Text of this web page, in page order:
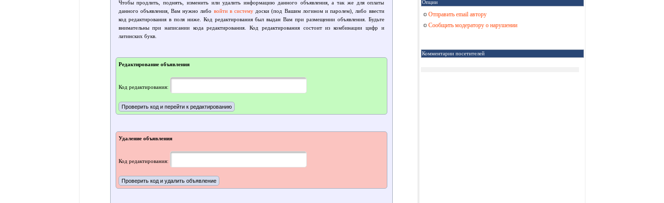
Чтобы продлить, поднять, изменить или удалить информацию данного объявления, а так же для оплаты
данного объявления, Вам нужно либо войти в системудоски (под Вашим логином и паролем), либо ввести
код редактирования в поля ниже. Код редактирования был выдан Вам при размещении объявления. Будьте
внимательны при написании кода редактирования. Код редактирования состоит из комбинации цифр и
латинских букв.
Редактирование объявления
Код редактирования:
Удаление объявления
Код редактирования:
Опции
Отправить email автору
Сообщить модератору о нарушении
Комментарии посетителей